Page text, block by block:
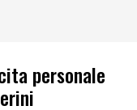
personale